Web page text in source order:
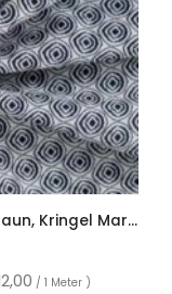
Baumwollstoff, Serie Blumen Blau Braun, Kringel Marine
/ 1 Meter )